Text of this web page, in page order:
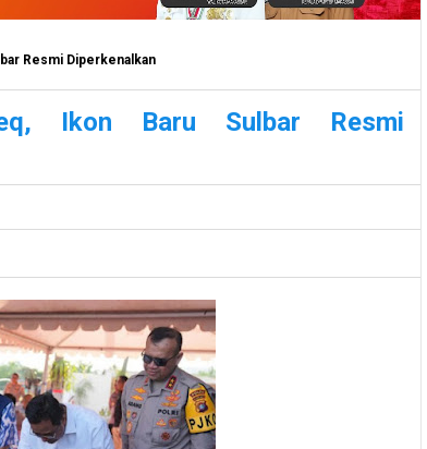
Resmi Diperkenalkan
Ikon Baru Sulbar Resmi